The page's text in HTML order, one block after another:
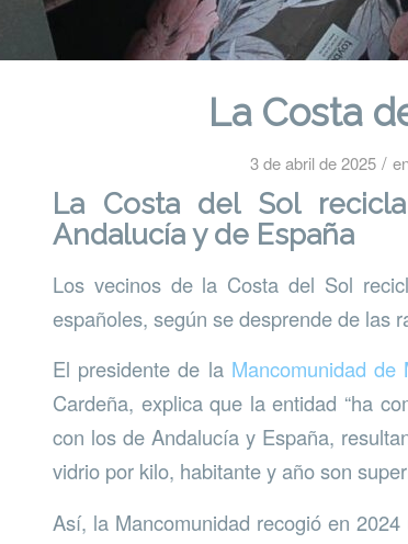
La Costa
3 de abril de 2025 /
La Costa del Sol
Andalucía y de España
Los vecinos de la Costa del Sol
españoles, según se desprende de las
El presidente de la Mancomunidad
Cardeña, explica que la entidad “ha
con los de Andalucía y España,
vidrio por kilo, habitante y año son
Así, la Mancomunidad recogió en